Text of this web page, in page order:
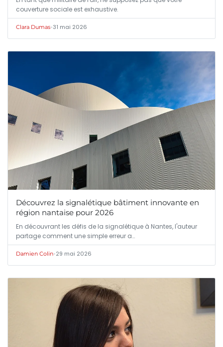
couverture sociale est exhaustive.
Clara Dumas•31 mai 2026
Découvrez la signalétique bâtiment innovante en
région nantaise pour 2026
En découvrant les défis de la signalétique à Nantes, l'auteur
partage comment une simple erreur a…
Damien Colin•29 mai 2026